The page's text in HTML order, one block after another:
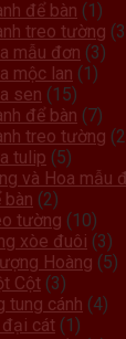
để bàn (1)
treo tường
mẫu đơn (3)
mộc lan (1)
sen (15)
để bàn (7)
treo tường
tulip (5)
và Hoa mẫu
bàn (2)
tường (10)
xòe đuôi (3)
Hoàng (5)
Cột (3)
tung cánh (4)
đại cát (1)